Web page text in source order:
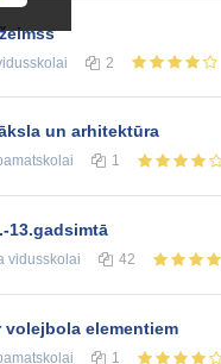
2
un arhitektūra
1
13.gadsimtā
vidusskolai 42
volejbola elementiem
1